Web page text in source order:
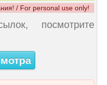
/ For personal use only!
посмотрите